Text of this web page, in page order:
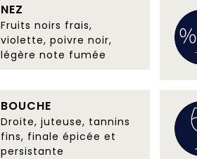
NEZ
Fruits noirs frais,
violette, poivre noir,
légère note fumée
BOUCHE
Droite, juteuse, tannins
fins, finale épicée et
persistante